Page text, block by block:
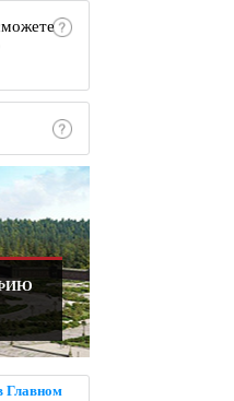
Главном